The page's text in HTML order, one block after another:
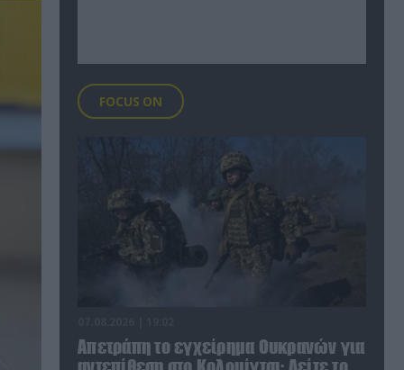
FOCUS ON
Απετράπη το εγχείρημα Ουκρανών για